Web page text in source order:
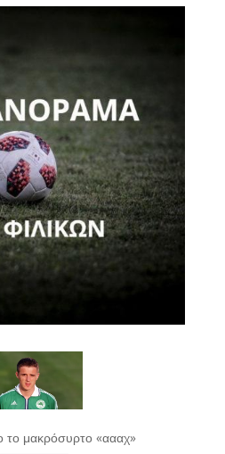
το μακρόσυρτο «αααχ»